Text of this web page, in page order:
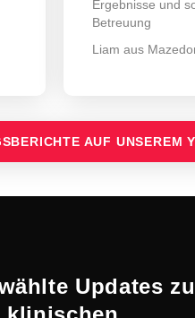
Ergebnisse und
Betreuung
Liam aus
AUF UNSEREM
Updates zu